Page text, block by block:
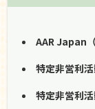
AAR Japan
特定非営利
特定非営利